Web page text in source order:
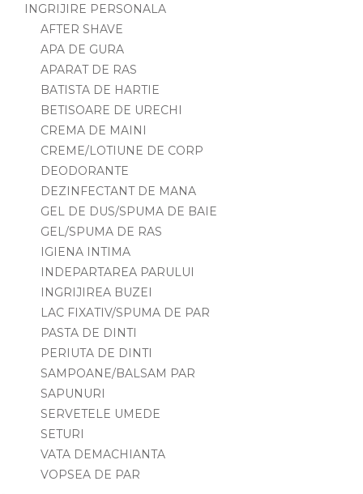
INGRIJIRE PERSONALA
AFTER SHAVE
APA DE GURA
APARAT DE RAS
BATISTA DE HARTIE
BETISOARE DE URECHI
CREMA DE MAINI
CREME/LOTIUNE DE CORP
DEODORANTE
DEZINFECTANT DE MANA
GEL DE DUS/SPUMA DE BAIE
GEL/SPUMA DE RAS
IGIENA INTIMA
INDEPARTAREA PARULUI
INGRIJIREA BUZEI
LAC FIXATIV/SPUMA DE PAR
PASTA DE DINTI
PERIUTA DE DINTI
SAMPOANE/BALSAM PAR
SAPUNURI
SERVETELE UMEDE
SETURI
VATA DEMACHIANTA
VOPSEA DE PAR